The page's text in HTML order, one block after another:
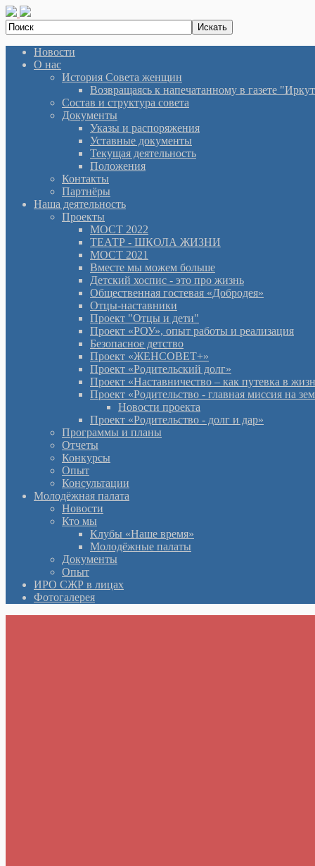
Новости
О нас
История Cовета женщин
Возвращаясь к напечатанному в газете
Состав и структура совета
Документы
Указы и распоряжения
Уставные документы
Текущая деятельность
Положения
Контакты
Партнёры
Наша деятельность
Проекты
МОСТ 2022
ТЕАТР - ШКОЛА ЖИЗНИ
МОСТ 2021
Вместе мы можем больше
Детский хоспис - это про жизнь
Общественная гостевая «Добродея»
Отцы-наставники
Проект "Отцы и дети"
Проект «РОУ», опыт работы и реализация
Безопасное детство
Проект «ЖЕНСОВЕТ+»
Проект «Родительский долг»
Проект «Наставничество – как путевка в
Проект «Родительство - главная миссия на
Новости проекта
Проект «Родительство - долг и дар»
Программы и планы
Отчеты
Конкурсы
Опыт
Консультации
Молодёжная палата
Новости
Кто мы
Клубы «Наше время»
Молодёжные палаты
Документы
Опыт
ИРО СЖР в лицах
Фотогалерея